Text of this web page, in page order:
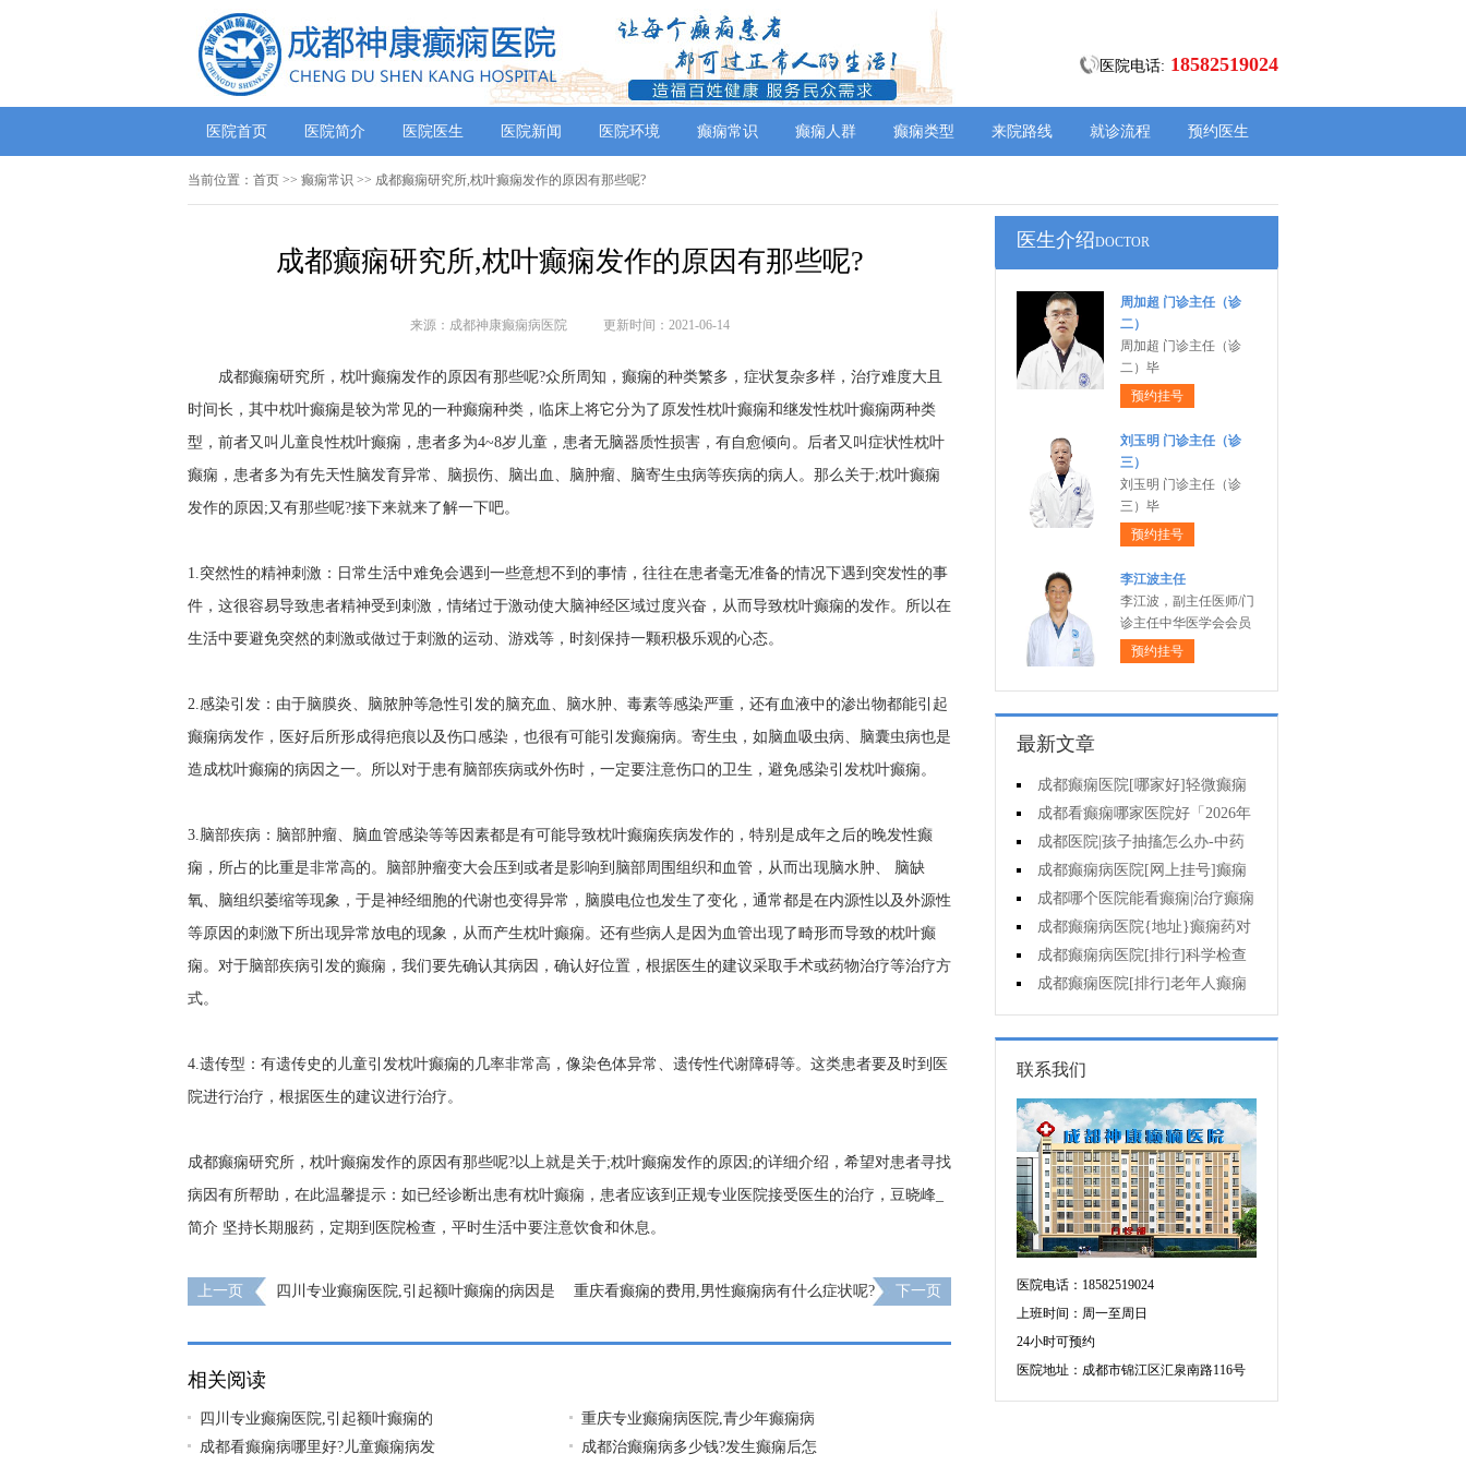
医院电话: 18582519024
医院首页 医院简介 医院医生 医院新闻 医院环境 癫痫常识 癫痫人群 癫痫类型 来院路线 就诊流程 预约医生
当前位置： 首页 >> 癫痫常识 >> 成都癫痫研究所,枕叶癫痫发作的原因有那些呢?
成都癫痫研究所,枕叶癫痫发作的原因有那些呢?
来源：成都神康癫痫病医院 更新时间：2021-06-14
成都癫痫研究所，枕叶癫痫发作的原因有那些呢?众所周知，癫痫的种类繁多，症状复杂多样，治疗难度大且
时间长，其中枕叶癫痫是较为常见的一种癫痫种类，临床上将它分为了原发性枕叶癫痫和继发性枕叶癫痫两种类
型，前者又叫儿童良性枕叶癫痫，患者多为4~8岁儿童，患者无脑器质性损害，有自愈倾向。后者又叫症状性枕叶
癫痫，患者多为有先天性脑发育异常、脑损伤、脑出血、脑肿瘤、脑寄生虫病等疾病的病人。那么关于;枕叶癫痫
发作的原因;又有那些呢?接下来就来了解一下吧。
1.突然性的精神刺激：日常生活中难免会遇到一些意想不到的事情，往往在患者毫无准备的情况下遇到突发性的事
件，这很容易导致患者精神受到刺激，情绪过于激动使大脑神经区域过度兴奋，从而导致枕叶癫痫的发作。所以在
生活中要避免突然的刺激或做过于刺激的运动、游戏等，时刻保持一颗积极乐观的心态。
2.感染引发：由于脑膜炎、脑脓肿等急性引发的脑充血、脑水肿、毒素等感染严重，还有血液中的渗出物都能引起
癫痫病发作，医好后所形成得疤痕以及伤口感染，也很有可能引发癫痫病。寄生虫，如脑血吸虫病、脑囊虫病也是
造成枕叶癫痫的病因之一。所以对于患有脑部疾病或外伤时，一定要注意伤口的卫生，避免感染引发枕叶癫痫。
3.脑部疾病：脑部肿瘤、脑血管感染等等因素都是有可能导致枕叶癫痫疾病发作的，特别是成年之后的晚发性癫
痫，所占的比重是非常高的。脑部肿瘤变大会压到或者是影响到脑部周围组织和血管，从而出现脑水肿、 脑缺
氧、脑组织萎缩等现象，于是神经细胞的代谢也变得异常，脑膜电位也发生了变化，通常都是在内源性以及外源性
等原因的刺激下所出现异常放电的现象，从而产生枕叶癫痫。还有些病人是因为血管出现了畸形而导致的枕叶癫
痫。对于脑部疾病引发的癫痫，我们要先确认其病因，确认好位置，根据医生的建议采取手术或药物治疗等治疗方
式。
4.遗传型：有遗传史的儿童引发枕叶癫痫的几率非常高，像染色体异常、遗传性代谢障碍等。这类患者要及时到医
院进行治疗，根据医生的建议进行治疗。
成都癫痫研究所，枕叶癫痫发作的原因有那些呢?以上就是关于;枕叶癫痫发作的原因;的详细介绍，希望对患者寻找
病因有所帮助，在此温馨提示：如已经诊断出患有枕叶癫痫，患者应该到正规专业医院接受医生的治疗， 豆晓峰_
简介 坚持长期服药，定期到医院检查，平时生活中要注意饮食和休息。
上一页
四川专业癫痫医院,引起额叶癫痫的病因是
重庆看癫痫的费用,男性癫痫病有什么症状呢? 下一页
相关阅读
四川专业癫痫医院,引起额叶癫痫的
重庆专业癫痫病医院,青少年癫痫病
成都看癫痫病哪里好?儿童癫痫病发
成都治癫痫病多少钱?发生癫痫后怎
医生介绍DOCTOR
周加超 门诊主任（诊
二）
周加超 门诊主任（诊
二）毕
预约挂号
刘玉明 门诊主任（诊
三）
刘玉明 门诊主任（诊
三）毕
预约挂号
李江波主任
李江波，副主任医师/门
诊主任中华医学会会员
预约挂号
最新文章
成都癫痫医院[哪家好]轻微癫痫
可以不治疗吗?
成都看癫痫哪家医院好「2026年
度公布」癫痫发作时要做什么?
成都医院|孩子抽搐怎么办-中药
能治疗癫痫吗?
成都癫痫病医院[网上挂号]癫痫
护理的要点是什么?
成都哪个医院能看癫痫|治疗癫痫
有哪些误区?
成都癫痫病医院{地址}癫痫药对
孩子有伤害吗?
成都癫痫病医院[排行]科学检查
癫痫的重要性?
成都癫痫医院[排行]老年人癫痫
发作时应该怎么办?
联系我们
医院电话：18582519024
上班时间：周一至周日
24小时可预约
医院地址：成都市锦江区汇泉南路116号